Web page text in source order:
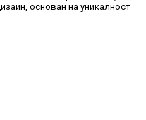
основан на уникалност